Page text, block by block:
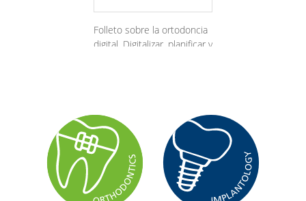
Folleto sobre la ortodoncia
digital. Digitalizar, planificar y